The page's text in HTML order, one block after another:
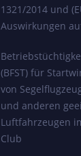
1321/2014 und
Auswirkungen
(BFST) für
von
und anderen
Luftfahrzeugen
Club